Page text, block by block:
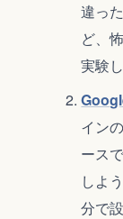
違っ
ど、
実験
イン
ース
しよ
分で